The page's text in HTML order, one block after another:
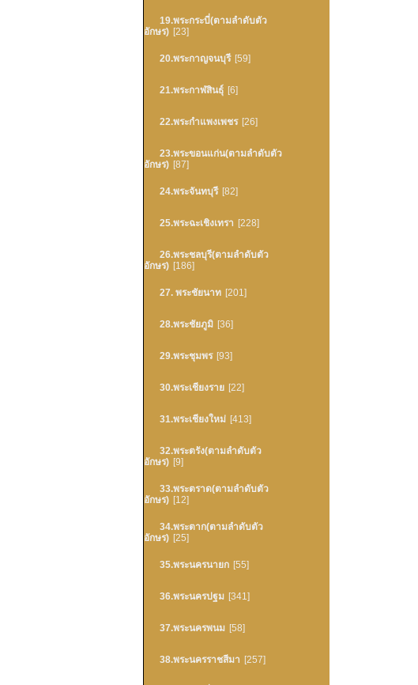
19.พระกระบี่(ตามลำดับตัว
อักษร) [23]
20.พระกาญจนบุรี [59]
21.พระกาฬสินธุ์ [6]
22.พระกำแพงเพชร [26]
23.พระขอนแก่น(ตามลำดับตัว
อักษร) [87]
24.พระจันทบุรี [82]
25.พระฉะเชิงเทรา [228]
26.พระชลบุรี(ตามลำดับตัว
อักษร) [186]
27. พระชัยนาท [201]
28.พระชัยภูมิ [36]
29.พระชุมพร [93]
30.พระเชียงราย [22]
31.พระเชียงใหม่ [413]
32.พระตรัง(ตามลำดับตัว
อักษร) [9]
33.พระตราด(ตามลำดับตัว
อักษร) [12]
34.พระตาก(ตามลำดับตัว
อักษร) [25]
35.พระนครนายก [55]
36.พระนครปฐม [341]
37.พระนครพนม [58]
38.พระนครราชสีมา [257]